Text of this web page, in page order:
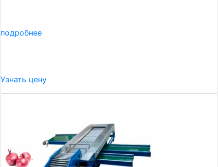
подробнее
Узнать цену